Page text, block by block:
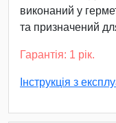
виконаний у
та призначений
Гарантія: 1 рік.
Інструкція з